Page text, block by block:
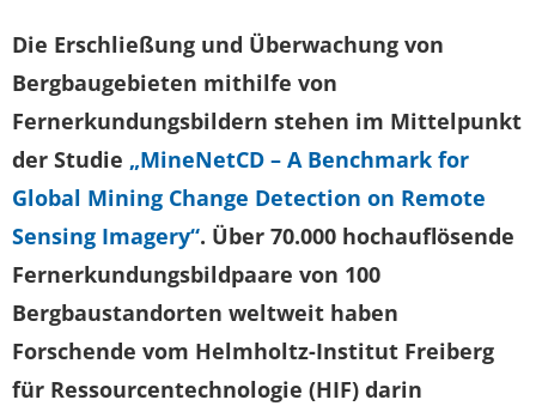
Die Erschließung und Überwachung von
Bergbaugebieten mithilfe von
Fernerkundungsbildern stehen im Mittelpunkt
der Studie „MineNetCD – A Benchmark for
Global Mining Change Detection on Remote
Sensing Imagery“. Über 70.000 hochauflösende
Fernerkundungsbildpaare von 100
Bergbaustandorten weltweit haben
Forschende vom Helmholtz-Institut Freiberg
für Ressourcentechnologie (HIF) darin